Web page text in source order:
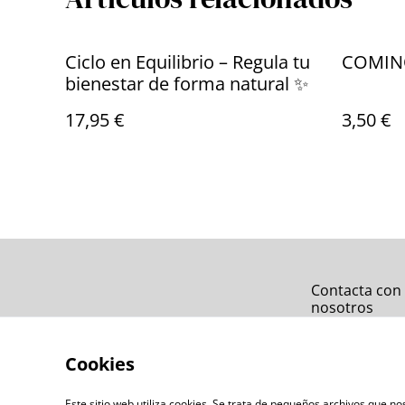
Ciclo en Equilibrio – Regula tu
bienestar de forma natural ✨
17,95 €
3,50 €
Contacta con
nosotros
Cookies